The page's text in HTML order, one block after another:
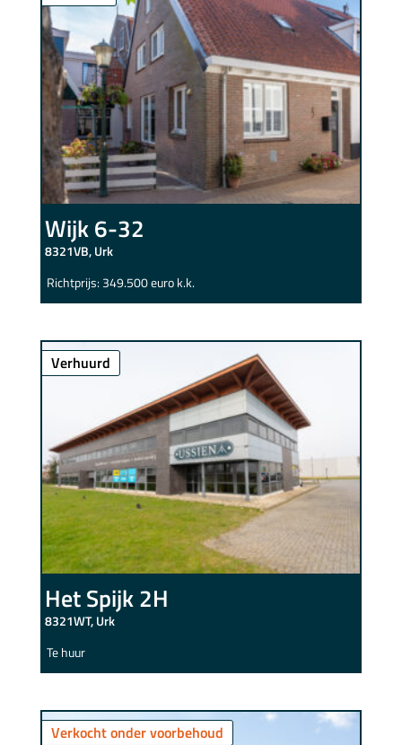
Wijk 6-32
8321VB, Urk
Richtprijs: 349.500 euro k.k.
Verhuurd
Het Spijk 2H
8321WT, Urk
Te huur
Verkocht onder voorbehoud